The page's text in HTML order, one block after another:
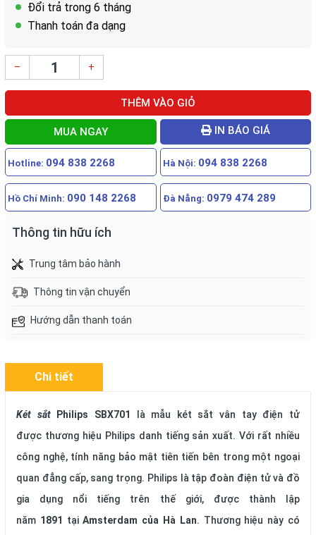
Đổi trả trong 6 tháng
Thanh toán đa dạng
– +
THÊM VÀO GIỎ
MUA NGAY IN BÁO GIÁ
Hotline: 094 838 2268 Hà Nội: 094 838 2268
Hồ Chí Minh: 090 148 2268 Đà Nẵng: 0979 474 289
Thông tin hữu ích
Trung tâm bảo hành
Thông tin vận chuyển
Hướng dẫn thanh toán
Chi tiết
Két sắt Philips SBX701
là mẫu két sắt vân tay điện tử
được thương hiệu Philips danh tiếng sản xuất. Với rất nhiều
công nghệ, tính năng bảo mật tiên tiến bên trong một ngoại
quan đẳng cấp, sang trọng. Philips là tập đoàn điện tử và đồ
gia dụng nổi tiếng trên thế giới, được thành lập
năm 1891 tạiAmsterdam của Hà Lan. Thương hiệu này có